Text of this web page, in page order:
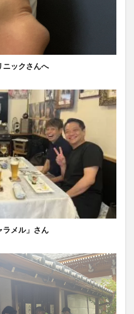
ニックさんへ
ラメル」さん